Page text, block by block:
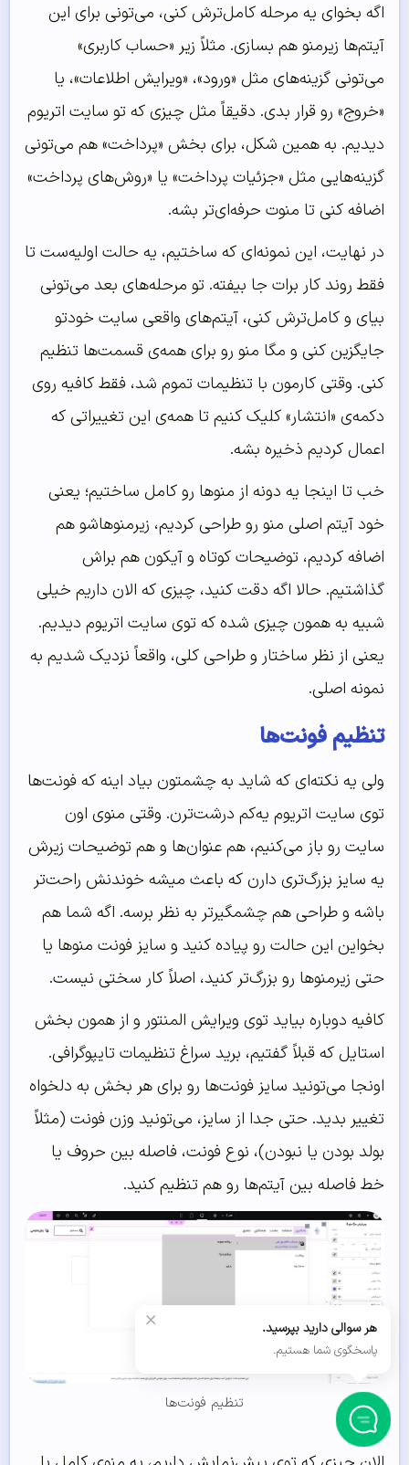
اگه بخوای یه مرحله کامل‌ترش کنی، می‌تونی برای این
آیتم‌ها زیرمنو هم بسازی. مثلاً زیر «حساب کاربری»
می‌تونی گزینه‌های مثل «ورود»، «ویرایش اطلاعات»، یا
«خروج» رو قرار بدی. دقیقاً مثل چیزی که تو سایت اتریوم
دیدیم. به همین شکل، برای بخش «پرداخت» هم می‌تونی
گزینه‌هایی مثل «جزئیات پرداخت» یا «روش‌های پرداخت»
اضافه کنی تا منوت حرفه‌ای‌تر بشه.
در نهایت، این نمونه‌ای که ساختیم، یه حالت اولیه‌ست تا
فقط روند کار برات جا بیفته. تو مرحله‌های بعد می‌تونی
بیای و کامل‌ترش کنی، آیتم‌های واقعی سایت خودتو
جایگزین کنی و مگا منو رو برای همه‌ی قسمت‌ها تنظیم
کنی. وقتی کارمون با تنظیمات تموم شد، فقط کافیه روی
دکمه‌ی «انتشار» کلیک کنیم تا همه‌ی این تغییراتی که
اعمال کردیم ذخیره بشه.
خب تا اینجا یه دونه از منوها رو کامل ساختیم؛ یعنی
خود آیتم اصلی منو رو طراحی کردیم، زیرمنوهاشو هم
اضافه کردیم، توضیحات کوتاه و آیکون هم براش
گذاشتیم. حالا اگه دقت کنید، چیزی که الان داریم خیلی
شبیه به همون چیزی شده که توی سایت اتریوم دیدیم.
یعنی از نظر ساختار و طراحی کلی، واقعاً نزدیک شدیم به
نمونه اصلی.
تنظیم فونت‌ها
ولی یه نکته‌ای که شاید به چشمتون بیاد اینه که فونت‌ها
توی سایت اتریوم یه‌کم درشت‌ترن. وقتی منوی اون
سایت رو باز می‌کنیم، هم عنوان‌ها و هم توضیحات زیرش
یه سایز بزرگ‌تری دارن که باعث میشه خوندنش راحت‌تر
باشه و طراحی هم چشمگیرتر به نظر برسه. اگه شما هم
بخواین این حالت رو پیاده کنید و سایز فونت منوها یا
حتی زیرمنوها رو بزرگ‌تر کنید، اصلاً کار سختی نیست.
کافیه دوباره بیاید توی ویرایش المنتور و از همون بخش
استایل که قبلاً گفتیم، برید سراغ تنظیمات تایپوگرافی.
اونجا می‌تونید سایز فونت‌ها رو برای هر بخش به دلخواه
تغییر بدید. حتی جدا از سایز، می‌تونید وزن فونت (مثلاً
بولد بودن یا نبودن)، نوع فونت، فاصله بین حروف یا
خط فاصله بین آیتم‌ها رو هم تنظیم کنید.
تنظیم فونت‌ها
× هر سوالی دارید بپرسید.
پاسخگوی شما هستیم.